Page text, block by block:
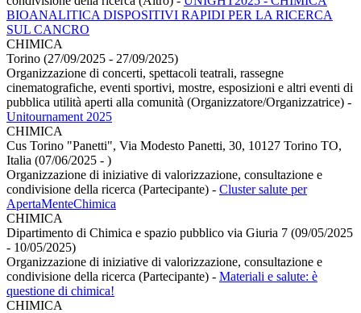
BIOANALITICA DISPOSITIVI RAPIDI PER LA RICERCA
SUL CANCRO
CHIMICA
Torino (27/09/2025 - 27/09/2025)
Organizzazione di concerti, spettacoli teatrali, rassegne
cinematografiche, eventi sportivi, mostre, esposizioni e altri eventi di
pubblica utilità aperti alla comunità (Organizzatore/Organizzatrice) -
Unitournament 2025
CHIMICA
Cus Torino "Panetti", Via Modesto Panetti, 30, 10127 Torino TO,
Italia (07/06/2025 - )
Organizzazione di iniziative di valorizzazione, consultazione e
condivisione della ricerca (Partecipante) - Cluster salute per
ApertaMenteChimica
CHIMICA
Dipartimento di Chimica e spazio pubblico via Giuria 7 (09/05/2025
- 10/05/2025)
Organizzazione di iniziative di valorizzazione, consultazione e
condivisione della ricerca (Partecipante) - Materiali e salute: è
questione di chimica!
CHIMICA